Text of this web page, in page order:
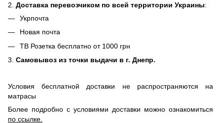
2. Доставка перевозчиком по всей территории Украины:
Укрпочта
Новая почта
ТВ Розетка бесплатно от 1000 грн
3. Самовывоз из точки выдачи в г. Днепр.
Условия бесплатной доставки не распространяются на
матрасы
Более подробно с условиями доставки можно ознакомиться
по ссылке